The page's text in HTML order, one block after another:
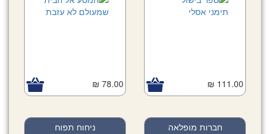
111.00 ₪
78.00 ₪
חברות מופלאה ניחוח תפוח